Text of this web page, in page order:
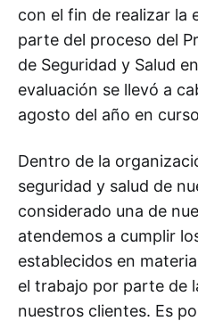
con el fin de realizar la
parte del proceso del
de Seguridad y Salud
evaluación se llevó a
agosto del año en
Dentro de la
seguridad y salud de
considerado una de
atendemos a cumplir
establecidos en
el trabajo por parte de
nuestros clientes. Es